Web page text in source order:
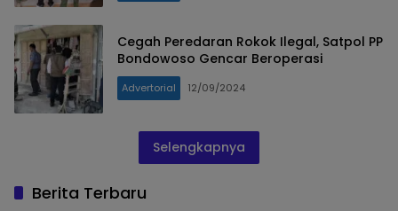
Cegah Peredaran Rokok Ilegal, Satpol PP
Bondowoso Gencar Beroperasi
Advertorial 12/09/2024
Selengkapnya
Berita Terbaru